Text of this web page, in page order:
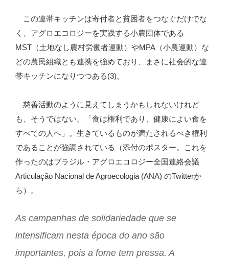
この連帯キッチンは寄付者と貧困者をつなぐだけでな
く、アグロエコロジーを実践する小農団体である
MST（土地なし農村労働者運動）やMPA（小農運動）な
どの農民組織とも連携を強めており、まさに社会的な連
帯キッチンになりつつある(3)。
慈善活動のように見えてしまうかもしれないけれど
も、そうではない。「食は権利であり、健康によい食を
すべての人へ」。生きているものが満たされるべき権利
であることが強調されている（添付のポスター。これを
作ったのはブラジル・アグロエコロジー全国連絡会議
Articulação Nacional de Agroecologia (ANA) のTwitterか
ら）。
As campanhas de solidariedade que se
intensificam nesta época do ano são
importantes, pois a fome tem pressa. A